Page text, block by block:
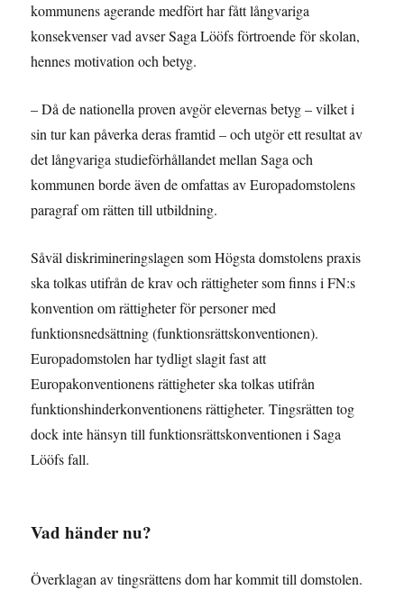
kommunens agerande medfört har fått långvariga
konsekvenser vad avser Saga Lööfs förtroende för skolan,
hennes motivation och betyg.
– Då de nationella proven avgör elevernas betyg – vilket i
sin tur kan påverka deras framtid – och utgör ett resultat av
det långvariga studieförhållandet mellan Saga och
kommunen borde även de omfattas av Europadomstolens
paragraf om rätten till utbildning.
Såväl diskrimineringslagen som Högsta domstolens praxis
ska tolkas utifrån de krav och rättigheter som finns i FN:s
konvention om rättigheter för personer med
funktionsnedsättning (funktionsrättskonventionen).
Europadomstolen har tydligt slagit fast att
Europakonventionens rättigheter ska tolkas utifrån
funktionshinderkonventionens rättigheter. Tingsrätten tog
dock inte hänsyn till funktionsrättskonventionen i Saga
Lööfs fall.
Vad händer nu?
Överklagan av tingsrättens dom har kommit till domstolen.